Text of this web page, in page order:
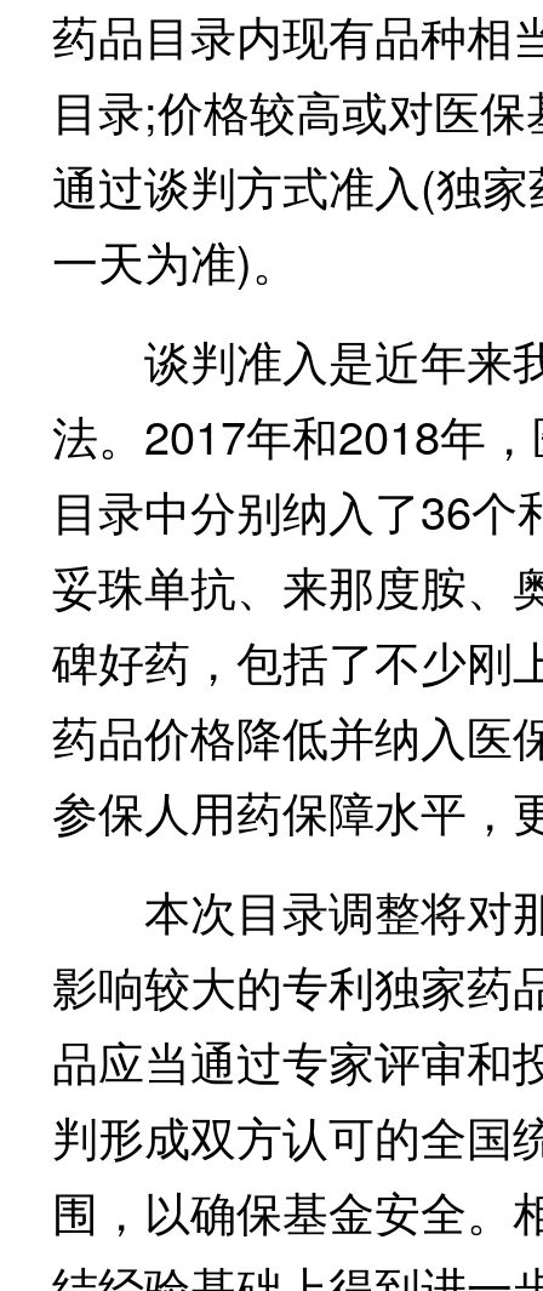
药品目录内现有品种相
目录;价格较高或对医
通过谈判方式准入(独
一天为准)。
谈判准入是近年来
法。2017年和2018年
目录中分别纳入了36
妥珠单抗、来那度胺、
碑好药，包括了不少刚
药品价格降低并纳入医
参保人用药保障水平，
本次目录调整将对
影响较大的专利独家药
品应当通过专家评审和
判形成双方认可的全国
围，以确保基金安全。